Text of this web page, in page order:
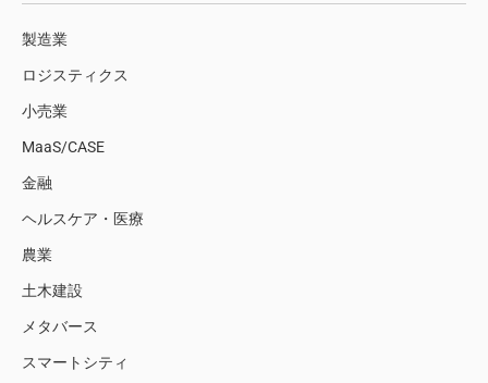
製造業
ロジスティクス
小売業
MaaS/CASE
金融
ヘルスケア・医療
農業
土木建設
メタバース
スマートシティ